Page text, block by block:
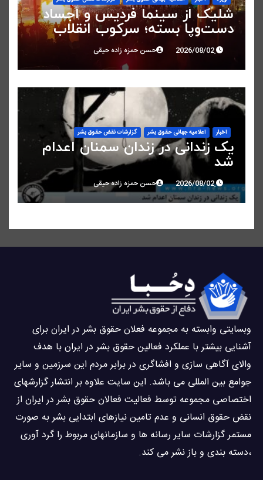
شلیک از سینما فردیس و اجساد
دست‌وپا بسته؛ سرکوب انقلاب
ملی در البرز حسن حمزه زاده حیقی
اخبار اعلاميه جهانی حقوق بشر گزارشات نقض حقوق بشر
یک زندانی در زندان سمنان اعدام
شد
حسن حمزه زاده حیقی
وبسايتى وابسته به مجموعه فعلان حقوق بشر در ایران برای
آشنایی بيشتر با عملکرد فعالین حقوق بشر در ایران با هدف
والاى آگاهى سازی و افشاگرى در برابر مردم این سرزمین و ساير
جوامع بین المللى می باشد. این سایت علاوه بر انتشار گزارشهای
اختصاصی مجموعه توسط فعاليت فعالان حقوق بشر در ایران از
نقض حقوق انسانی و عدم تامین نیازهای ابتدایی بشر به صورت
مستمر گزارشات سایر رسانه ها و سازمانهای مربوط را گرد آوری
،دسته بندی و باز نشر می كند.